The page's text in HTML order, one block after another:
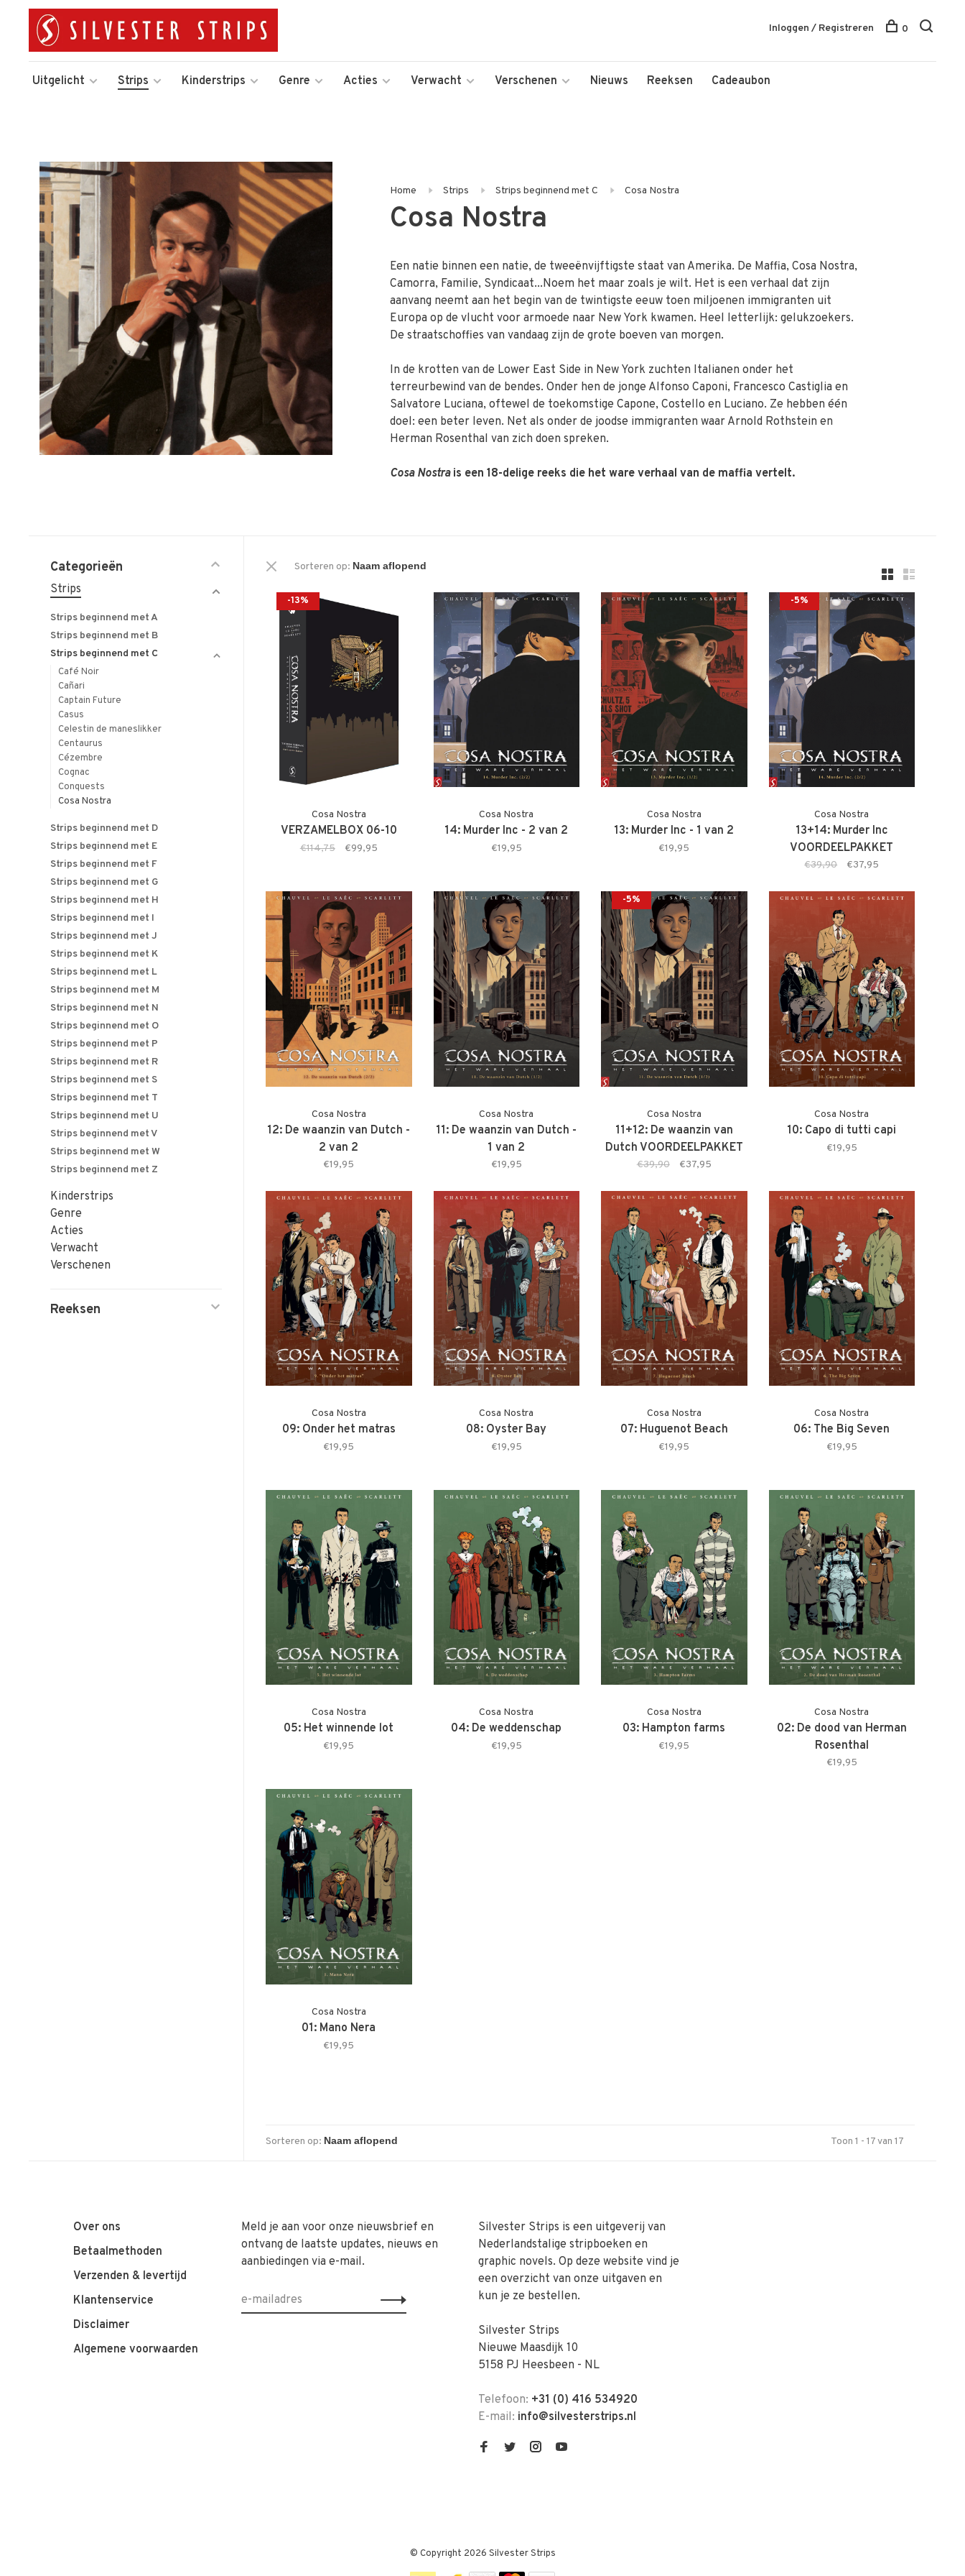
Uitgelicht Strips Kinderstrips Genre Acties Verwacht Verschenen Nieuws Reeksen Cadeaubon
Inloggen / Registreren 0
Home Strips Strips beginnend met C Cosa Nostra
Cosa Nostra
Een natie binnen een natie, de tweeënvijftigste staat van Amerika. De Maffia, Cosa Nostra,
Camorra, Familie, Syndicaat...Noem het maar zoals je wilt. Het is een verhaal dat zijn
aanvang neemt aan het begin van de twintigste eeuw toen miljoenen immigranten uit
Europa op de vlucht voor armoede naar New York kwamen. Heel letterlijk: gelukzoekers.
De straatschoffies van vandaag zijn de grote boeven van morgen.
In de krotten van de Lower East Side in New York zuchten Italianen onder het
terreurbewind van de bendes. Onder hen de jonge Alfonso Caponi, Francesco Castiglia en
Salvatore Luciana, oftewel de toekomstige Capone, Costello en Luciano. Ze hebben één
doel: een beter leven. Net als onder de joodse immigranten waar Arnold Rothstein en
Herman Rosenthal van zich doen spreken.
Cosa Nostrais een 18-delige reeks die het ware verhaal van de maffia vertelt.
Categorieën
Strips
Strips beginnend met A
Strips beginnend met B
Strips beginnend met C
Café Noir
Cañari
Captain Future
Casus
Celestin de maneslikker
Centaurus
Cézembre
Cognac
Conquests
Cosa Nostra
Strips beginnend met D
Strips beginnend met E
Strips beginnend met F
Strips beginnend met G
Strips beginnend met H
Strips beginnend met I
Strips beginnend met J
Strips beginnend met K
Strips beginnend met L
Strips beginnend met M
Strips beginnend met N
Strips beginnend met O
Strips beginnend met P
Strips beginnend met R
Strips beginnend met S
Strips beginnend met T
Strips beginnend met U
Strips beginnend met V
Strips beginnend met W
Strips beginnend met Z
Kinderstrips
Genre
Acties
Verwacht
Verschenen
Reeksen
Sorteren op:
-13%
Cosa Nostra
VERZAMELBOX 06-10
€114,75 €99,95
Cosa Nostra
14: Murder Inc - 2 van 2
€19,95
Cosa Nostra
13: Murder Inc - 1 van 2
€19,95
-5%
Cosa Nostra
13+14: Murder Inc
VOORDEELPAKKET
€39,90 €37,95
Cosa Nostra
12: De waanzin van Dutch -
2 van 2
€19,95
Cosa Nostra
11: De waanzin van Dutch -
1 van 2
€19,95
-5%
Cosa Nostra
11+12: De waanzin van
Dutch VOORDEELPAKKET
€39,90 €37,95
Cosa Nostra
10: Capo di tutti capi
€19,95
Cosa Nostra
09: Onder het matras
€19,95
Cosa Nostra
08: Oyster Bay
€19,95
Cosa Nostra
07: Huguenot Beach
€19,95
Cosa Nostra
06: The Big Seven
€19,95
Cosa Nostra
05: Het winnende lot
€19,95
Cosa Nostra
04: De weddenschap
€19,95
Cosa Nostra
03: Hampton farms
€19,95
Cosa Nostra
02: De dood van Herman
Rosenthal
€19,95
Cosa Nostra
01: Mano Nera
€19,95
Sorteren op: Toon 1 - 17 van 17
Over ons
Betaalmethoden
Verzenden & levertijd
Klantenservice
Disclaimer
Algemene voorwaarden
Meld je aan voor onze nieuwsbrief en
ontvang de laatste updates, nieuws en
aanbiedingen via e-mail.
Silvester Strips is een uitgeverij van
Nederlandstalige stripboeken en
graphic novels. Op deze website vind je
een overzicht van onze uitgaven en
kun je ze bestellen.
Silvester Strips
Nieuwe Maasdijk 10
5158 PJ Heesbeen - NL
Telefoon: +31 (0) 416 534920
E-mail: info@silvesterstrips.nl
© Copyright 2026 Silvester Strips